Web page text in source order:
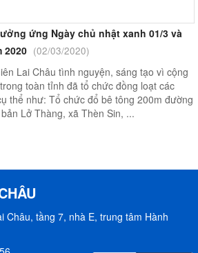
ứng Ngày chủ nhật xanh 01/3 và
2020 (02/03/2020)
Lai Châu tình nguyện, sáng tạo vì cộng
toàn tỉnh đã tổ chức đồng loạt các
thể như: Tổ chức đổ bê tông 200m đường
Lở Thàng, xã Thèn Sin, ...
Châu, tầng 7, nhà E, trung tâm Hành